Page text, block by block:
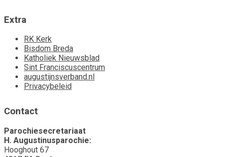
Extra
RK Kerk
Bisdom Breda
Katholiek Nieuwsblad
Sint Franciscuscentrum
augustijnsverband.nl
Privacybeleid
Contact
Parochiesecretariaat
H. Augustinusparochie:
Hooghout 67